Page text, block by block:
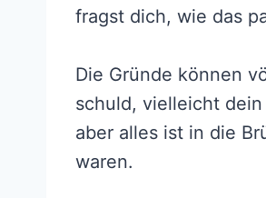
fragst dich, wie das
Die Gründe können
schuld, vielleicht
aber alles ist in die
waren.